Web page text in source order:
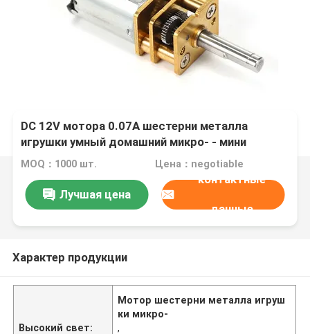
DC 12V мотора 0.07A шестерни металла
игрушки умный домашний микро- - мини
модель 24V
MOQ：1000 шт. Цена：negotiable
Лучшая цена
контактные
данные
Характер продукции
Высокий свет:
Мотор шестерни металла игруш
ки микро-
,